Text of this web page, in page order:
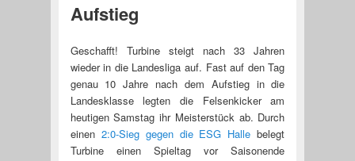
Aufstieg
Geschafft! Turbine steigt nach 33 Jahren
wieder in die Landesliga auf. Fast auf den Tag
genau 10 Jahre nach dem Aufstieg in die
Landesklasse legten die Felsenkicker am
heutigen Samstag ihr Meisterstück ab. Durch
einen 2:0-Sieg gegen die ESG Halle belegt
Turbine einen Spieltag vor Saisonende